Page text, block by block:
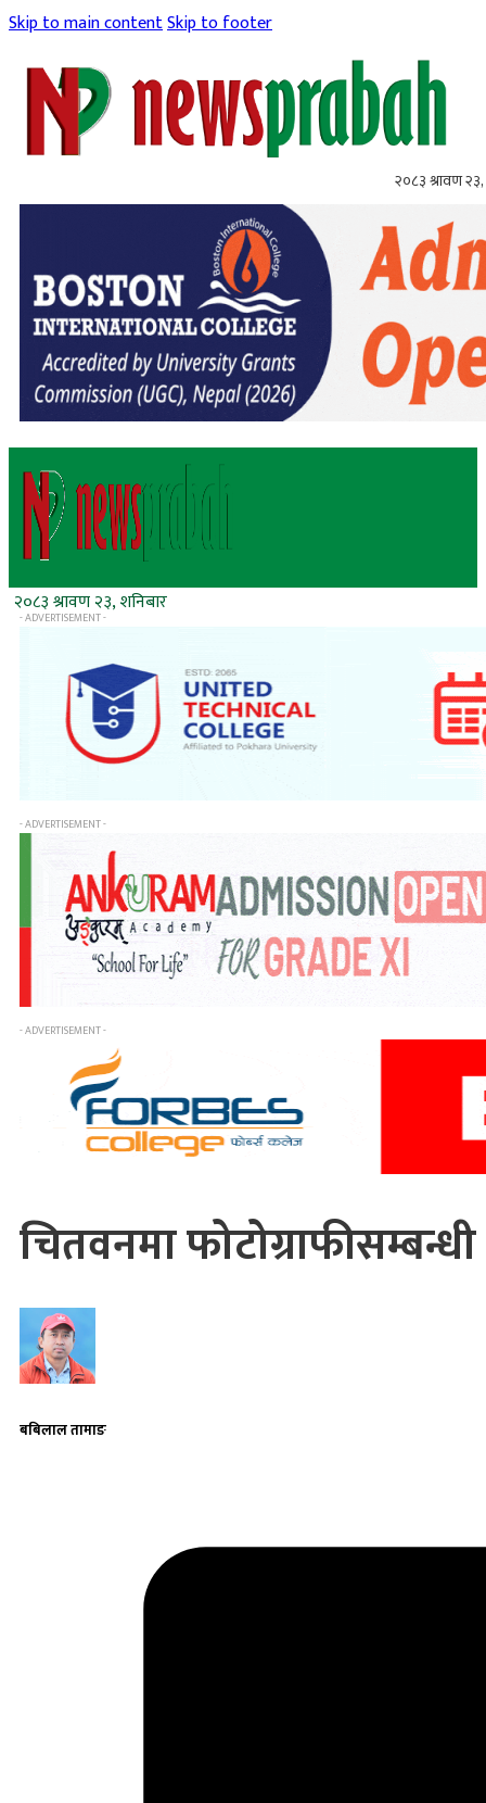
Skip to main contentSkip to footer
२०८३ श्रावण २३,
२०८३ श्रावण २३, शनिबार
- ADVERTISEMENT -
- ADVERTISEMENT -
- ADVERTISEMENT -
चितवनमा
बबिलाल तामाङ